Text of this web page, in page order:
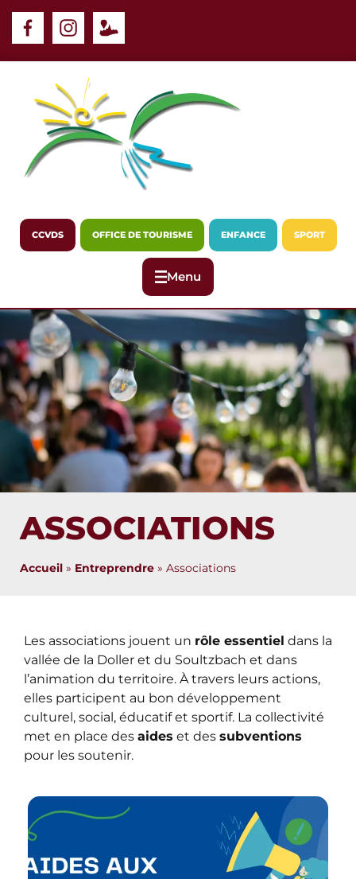
CCVDS OFFICE DE TOURISME ENFANCE SPORT
Menu
ASSOCIATIONS
Accueil » Entreprendre » Associations
Les associations jouent un rôle essentiel dans la
vallée de la Doller et du Soultzbach et dans
l’animation du territoire. À travers leurs actions,
elles participent au bon développement
culturel, social, éducatif et sportif. La collectivité
met en place des aides et des subventions
pour les soutenir.
Panneau de gestion des cookies